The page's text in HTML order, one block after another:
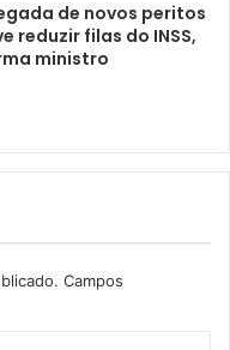
de novos peritos
reduzir filas do INSS,
ministro
Campos